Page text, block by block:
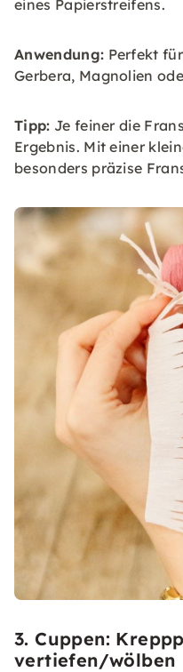
eines Papierstreifens.
Anwendung: Perfekt
Gerbera, Magnolien
Tipp: Je feiner die
Ergebnis. Mit einer
besonders präzise
3. Cuppen:
vertiefen/wölben